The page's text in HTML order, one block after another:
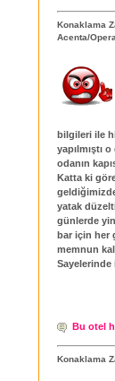
Konaklama
Acenta/
bilgileri ile
yapılmıştı
odanın
Katta ki
yatak
günlerde
bar için her
memnun
Sayelerinde
Bu otel
Konaklama